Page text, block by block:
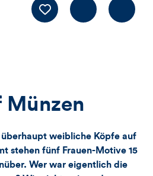
LIKE Kommentieren
Münzen
weibliche Köpfe auf
stehen fünf Frauen-Motive 15
Wer war eigentlich die